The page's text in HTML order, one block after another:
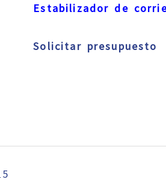
Estabilizador de
Solicitar presupuesto